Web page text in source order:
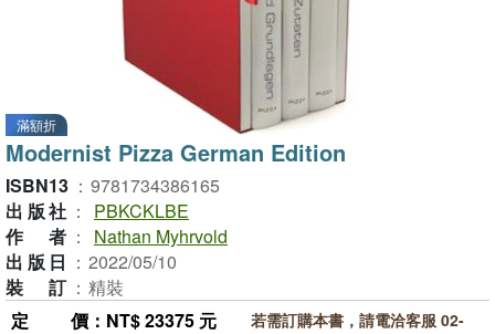
滿額折
Modernist Pizza German Edition
ISBN13 ： 9781734386165
出版社 ：
PBKCKLBE
作者 ：
Nathan Myhrvold
出版日 ： 2022/05/10
裝訂 ： 精裝
定價 ：NT$ 23375 元
若需訂購本書，請電洽客服 02-